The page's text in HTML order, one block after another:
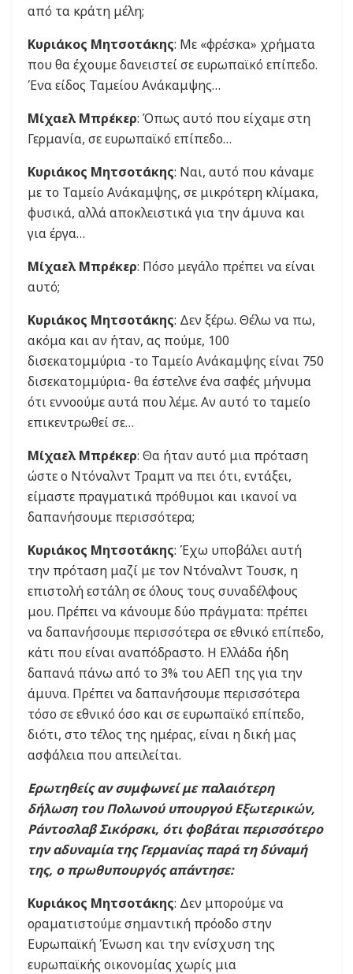
από τα κράτη μέλη;
Κυριάκος Μητσοτάκης: Με «φρέσκα» χρήματα
που θα έχουμε δανειστεί σε ευρωπαϊκό επίπεδο.
Ένα είδος Ταμείου Ανάκαμψης…
Μίχαελ Μπρέκερ: Όπως αυτό που είχαμε στη
Γερμανία, σε ευρωπαϊκό επίπεδο…
Κυριάκος Μητσοτάκης: Ναι, αυτό που κάναμε
με το Ταμείο Ανάκαμψης, σε μικρότερη κλίμακα,
φυσικά, αλλά αποκλειστικά για την άμυνα και
για έργα…
Μίχαελ Μπρέκερ: Πόσο μεγάλο πρέπει να είναι
αυτό;
Κυριάκος Μητσοτάκης: Δεν ξέρω. Θέλω να πω,
ακόμα και αν ήταν, ας πούμε, 100
δισεκατομμύρια -το Ταμείο Ανάκαμψης είναι 750
δισεκατομμύρια- θα έστελνε ένα σαφές μήνυμα
ότι εννοούμε αυτά που λέμε. Αν αυτό το ταμείο
επικεντρωθεί σε…
Μίχαελ Μπρέκερ: Θα ήταν αυτό μια πρόταση
ώστε ο Ντόναλντ Τραμπ να πει ότι, εντάξει,
είμαστε πραγματικά πρόθυμοι και ικανοί να
δαπανήσουμε περισσότερα;
Κυριάκος Μητσοτάκης: Έχω υποβάλει αυτή
την πρόταση μαζί με τον Ντόναλντ Τουσκ, η
επιστολή εστάλη σε όλους τους συναδέλφους
μου. Πρέπει να κάνουμε δύο πράγματα: πρέπει
να δαπανήσουμε περισσότερα σε εθνικό επίπεδο,
κάτι που είναι αναπόδραστο. Η Ελλάδα ήδη
δαπανά πάνω από το 3% του ΑΕΠ της για την
άμυνα. Πρέπει να δαπανήσουμε περισσότερα
τόσο σε εθνικό όσο και σε ευρωπαϊκό επίπεδο,
διότι, στο τέλος της ημέρας, είναι η δική μας
ασφάλεια που απειλείται.
Ερωτηθείς αν συμφωνεί με παλαιότερη
δήλωση του Πολωνού υπουργού Εξωτερικών,
Ράντοσλαβ Σικόρσκι, ότι φοβάται περισσότερο
την αδυναμία της Γερμανίας παρά τη δύναμή
της, ο πρωθυπουργός απάντησε:
Κυριάκος Μητσοτάκης: Δεν μπορούμε να
οραματιστούμε σημαντική πρόοδο στην
Ευρωπαϊκή Ένωση και την ενίσχυση της
ευρωπαϊκής οικονομίας χωρίς μια